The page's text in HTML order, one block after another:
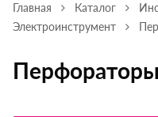
Главная Каталог
Электроинструмент
Перфораторы